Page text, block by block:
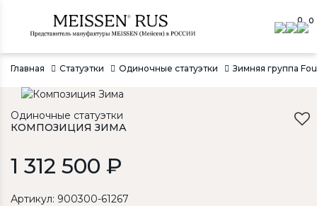
0 0
Главная Статуэтки Одиночные статуэтки Зимняя группа
Одиночные статуэтки
КОМПОЗИЦИЯ ЗИМА
1 312 500 ₽
Артикул: 900300-61267